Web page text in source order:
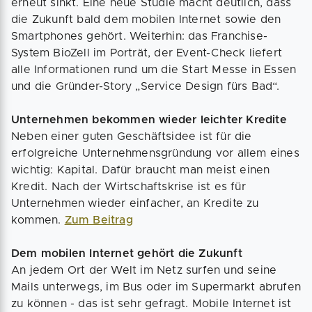
erneut sinkt. Eine neue Studie macht deutlich, dass
die Zukunft bald dem mobilen Internet sowie den
Smartphones gehört. Weiterhin: das Franchise-
System BioZell im Porträt, der Event-Check liefert
alle Informationen rund um die Start Messe in Essen
und die Gründer-Story „Service Design fürs Bad“.
Unternehmen bekommen wieder leichter Kredite
Neben einer guten Geschäftsidee ist für die
erfolgreiche Unternehmensgründung vor allem eines
wichtig: Kapital. Dafür braucht man meist einen
Kredit. Nach der Wirtschaftskrise ist es für
Unternehmen wieder einfacher, an Kredite zu
kommen. Zum Beitrag
Dem mobilen Internet gehört die Zukunft
An jedem Ort der Welt im Netz surfen und seine
Mails unterwegs, im Bus oder im Supermarkt abrufen
zu können - das ist sehr gefragt. Mobile Internet ist